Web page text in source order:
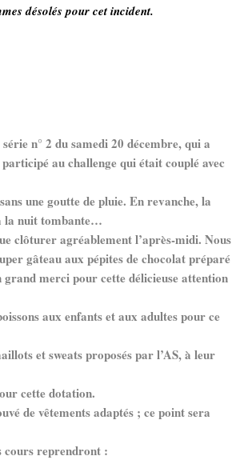
désolés pour cet incident.
n° 2 du samedi 20 décembre, qui a
au challenge qui était couplé avec
une goutte de pluie. En revanche, la
la nuit tombante…
clôturer agréablement l’après-midi. Nous
gâteau aux pépites de chocolat préparé
merci pour cette délicieuse attention
aux enfants et aux adultes pour ce
et sweats proposés par l’AS, à leur
cette dotation.
de vêtements adaptés ; ce point sera
cours reprendront :